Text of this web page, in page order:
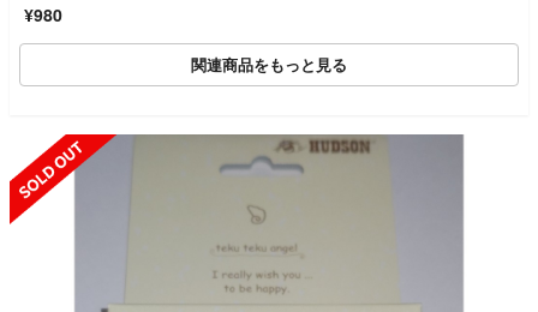
¥980
関連商品をもっと見る